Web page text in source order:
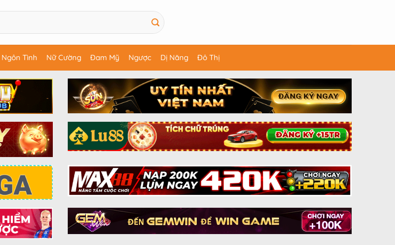
Ngôn Tình Nữ Cường Đam Mỹ Ngược Dị Năng Đô Thị